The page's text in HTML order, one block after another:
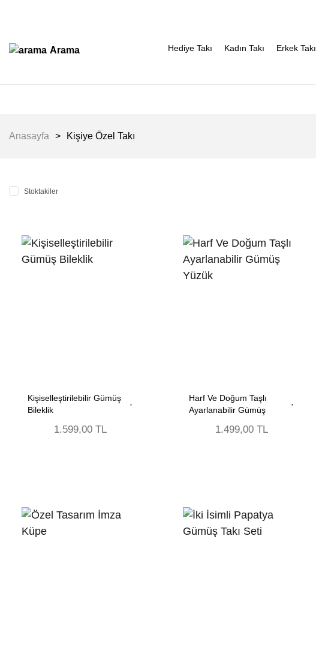
Arama Hediye Takı Kadın Takı Erkek Takı
Anasayfa Kişiye Özel Takı
Stoktakiler
Kişiselleştirilebilir Gümüş
Bileklik
1.599,00 TL
Harf Ve Doğum Taşlı
Ayarlanabilir Gümüş
1.499,00 TL